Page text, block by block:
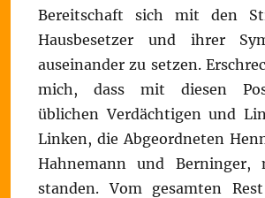
Bereitschaft sich mit den
Hausbesetzer und ihrer
auseinander zu setzen.
mich, dass mit diesen
üblichen Verdächtigen und
Linken, die Abgeordneten
Hahnemann und Berninger,
standen. Vom gesamten